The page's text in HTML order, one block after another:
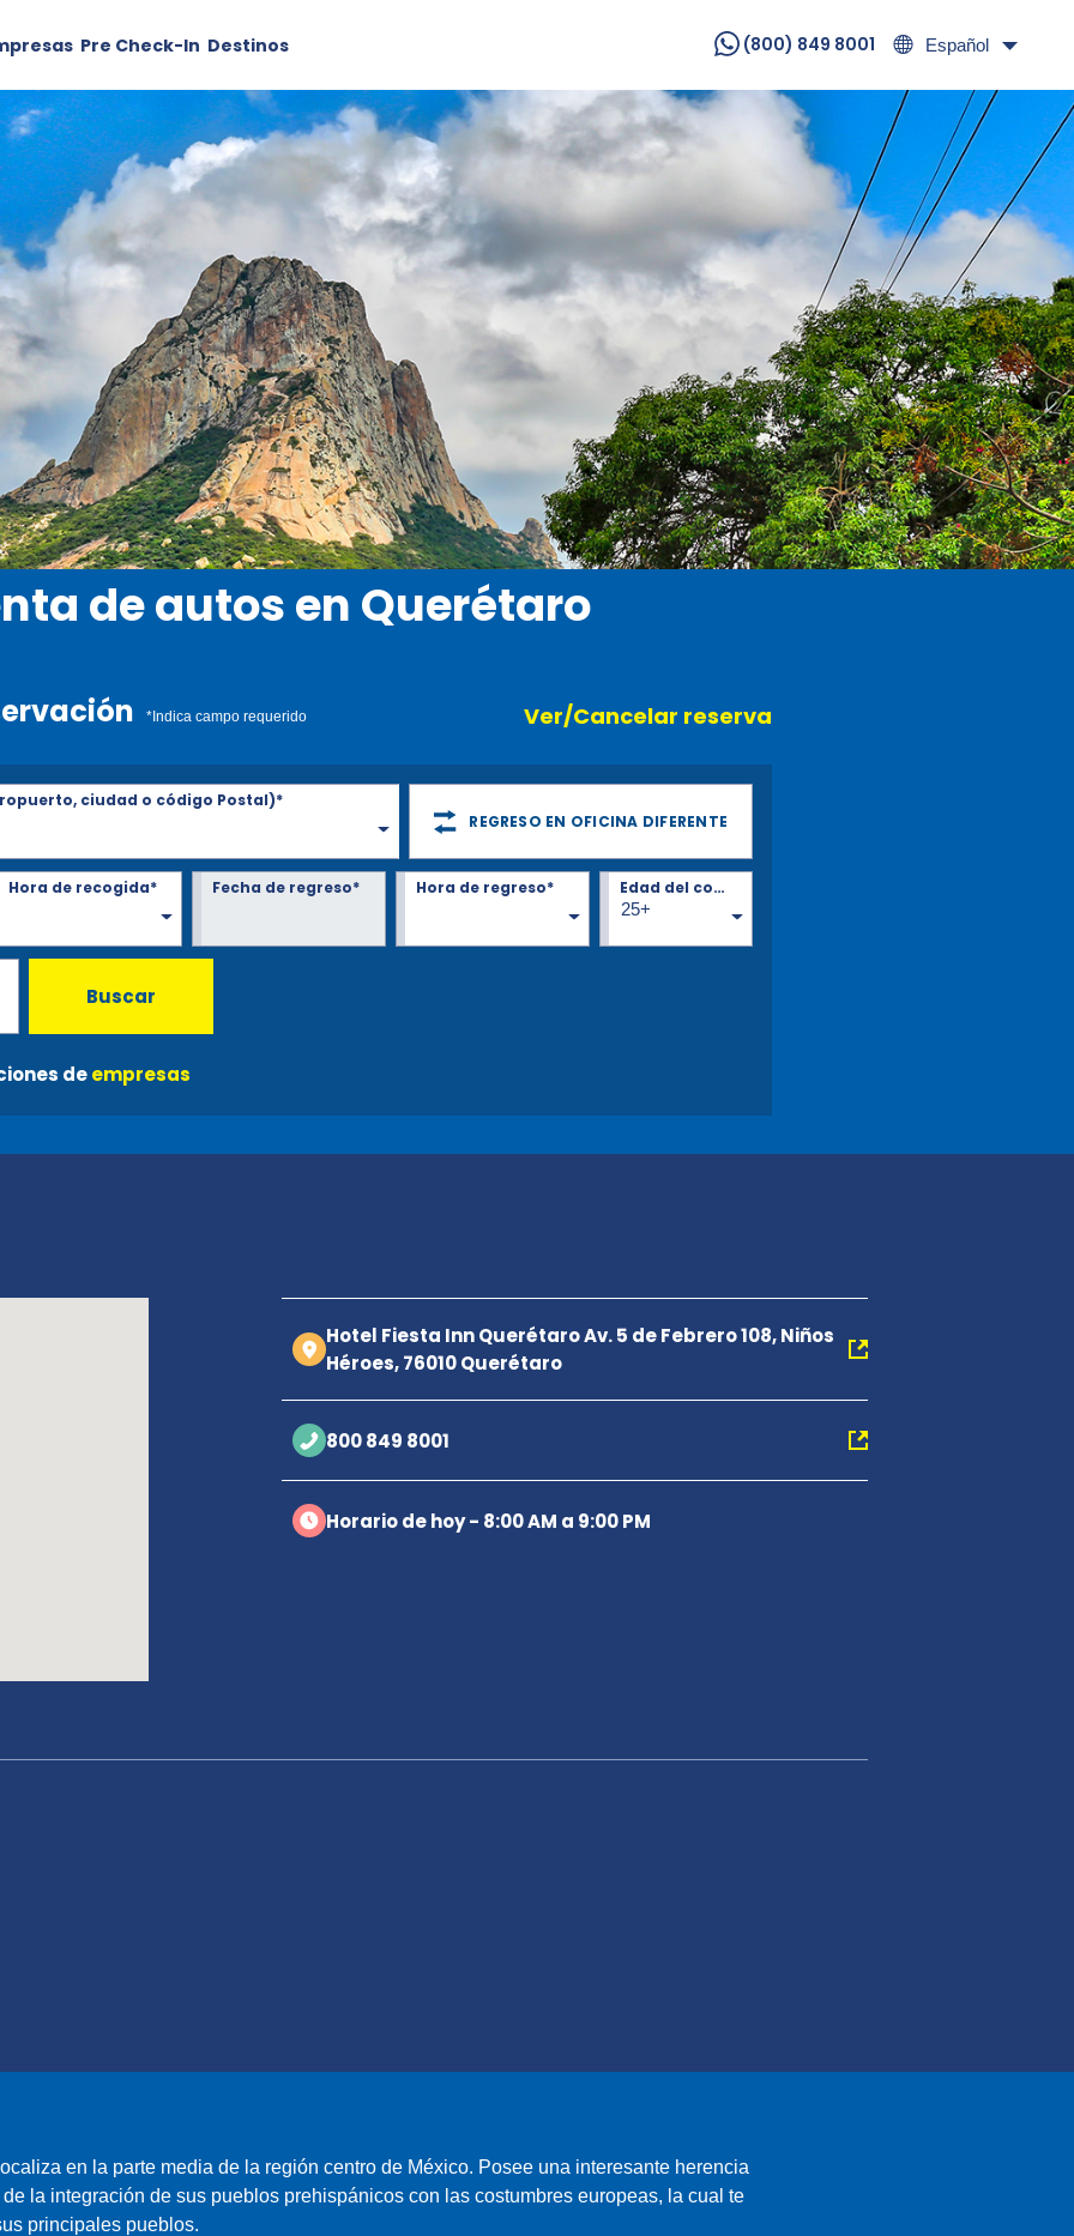
Pre Check-In Destinos (800) 849 8001 Español
de autos en Querétaro
*Indica campo requerido Ver/Cancelar reserva
ciudad o código Postal)*
REGRESO EN OFICINA DIFERENTE
Hora de recogida* Fecha de regreso*
Hora de regreso*
25+
Edad del conductor*
Buscar
deempresas
Hotel Fiesta Inn Querétaro Av. 5 de Febrero 108, Niños
Héroes, 76010 Querétaro
800 849 8001
Horario de hoy - 8:00 AM a 9:00 PM
en la parte media de la región centro de México. Posee una interesante herencia
la integración de sus pueblos prehispánicos con las costumbres europeas, la cual te
principales pueblos.